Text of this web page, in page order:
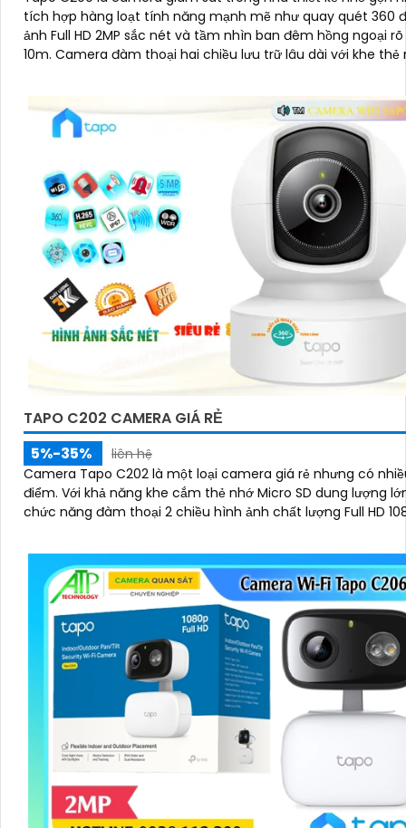
tích hợp hàng loạt tính năng mạnh mẽ như quay quét 360
ảnh Full HD 2MP sắc nét và tầm nhìn ban đêm hồng ngoại
10m. Camera đàm thoại hai chiều lưu trữ lâu dài với khe thẻ nhớ hỗ
TAPO C202 CAMERA GIÁ RẺ
5%-35%
liên hệ
Camera Tapo C202 là một loại camera giá rẻ nhưng có
điểm. Với khả năng khe cắm thẻ nhớ Micro SD dung lượng lớn IP Wifi
chức năng đàm thoại 2 chiều hình ảnh chất lượng Full HD